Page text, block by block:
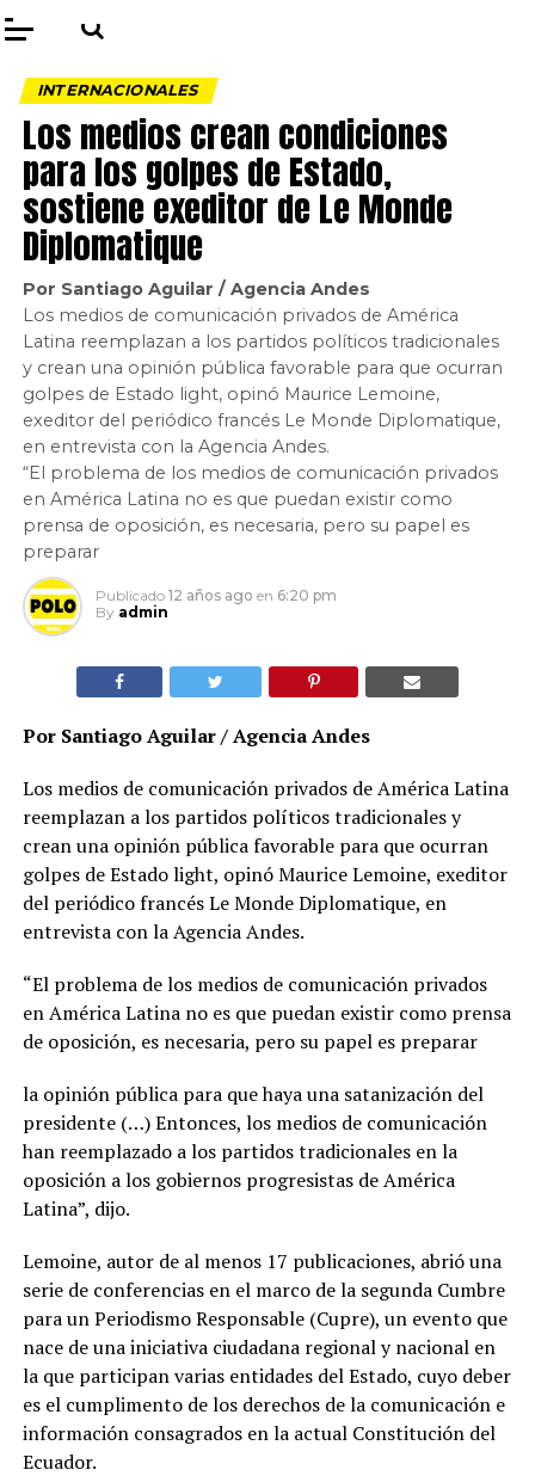
INTERNACIONALES
Los medios crean condiciones
para los golpes de Estado,
sostiene exeditor de Le Monde
Diplomatique
Por Santiago Aguilar / Agencia Andes
Los medios de comunicación privados de América
Latina reemplazan a los partidos políticos tradicionales
y crean una opinión pública favorable para que ocurran
golpes de Estado light, opinó Maurice Lemoine,
exeditor del periódico francés Le Monde Diplomatique,
en entrevista con la Agencia Andes.
“El problema de los medios de comunicación privados
en América Latina no es que puedan existir como
prensa de oposición, es necesaria, pero su papel es
preparar
Publicado 12 años ago en 6:20 pm
By admin
Por Santiago Aguilar / Agencia Andes
Los medios de comunicación privados de América Latina
reemplazan a los partidos políticos tradicionales y
crean una opinión pública favorable para que ocurran
golpes de Estado light, opinó Maurice Lemoine, exeditor
del periódico francés Le Monde Diplomatique, en
entrevista con la Agencia Andes.
“El problema de los medios de comunicación privados
en América Latina no es que puedan existir como prensa
de oposición, es necesaria, pero su papel es preparar
la opinión pública para que haya una satanización del
presidente (…) Entonces, los medios de comunicación
han reemplazado a los partidos tradicionales en la
oposición a los gobiernos progresistas de América
Latina”, dijo.
Lemoine, autor de al menos 17 publicaciones, abrió una
serie de conferencias en el marco de la segunda Cumbre
para un Periodismo Responsable (Cupre), un evento que
nace de una iniciativa ciudadana regional y nacional en
la que participan varias entidades del Estado, cuyo deber
es el cumplimento de los derechos de la comunicación e
información consagrados en la actual Constitución del
Ecuador.